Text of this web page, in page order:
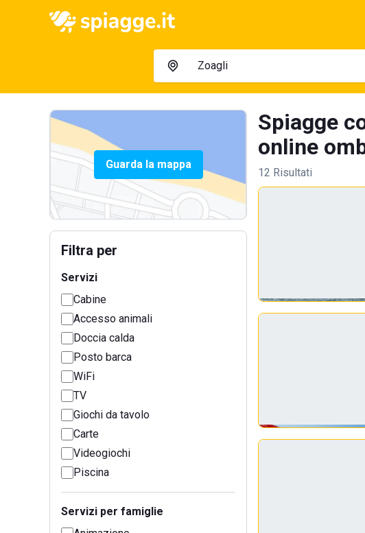
Guarda la mappa
Filtra per
Servizi
Cabine
Accesso animali
Doccia calda
Posto barca
WiFi
TV
Giochi da tavolo
Carte
Videogiochi
Piscina
Servizi per famiglie
Spiagge
online
12 Risultati